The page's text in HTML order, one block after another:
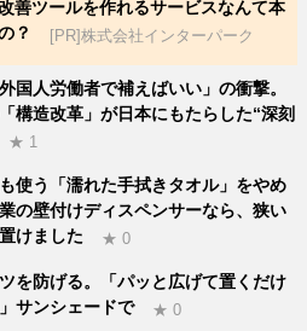
善ツールを作れるサービスなんて本
？
[PR]株式会社インターパーク
国人労働者で補えばいい」の衝撃。
構造改革」が日本にもたらした“深刻
★ 1
使う「濡れた手拭きタオル」をやめ
の壁付けディスペンサーなら、狭い
けました
★ 0
を防げる。「パッと広げて置くだけ
サンシェードで
★ 0